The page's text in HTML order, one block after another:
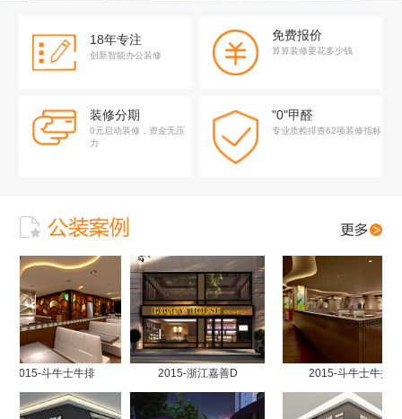
18年专注
创新智能办公装修
免费报价
算算装修要花多少钱
装修分期
0元启动装修，资金无压
力
"0"甲醛
专业质检排查62项装修指标
2015-斗牛士牛排 2015-浙江嘉善D 2015-斗牛士牛排